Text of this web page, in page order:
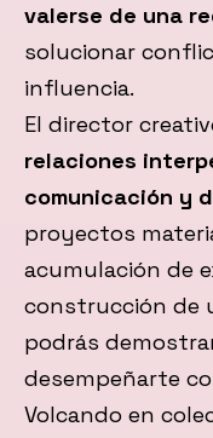
valerse de una
solucionar
influencia.
El director
relaciones
comunicación y
proyectos
acumulación de
construcción de
podrás
desempeñarte
Volcando en